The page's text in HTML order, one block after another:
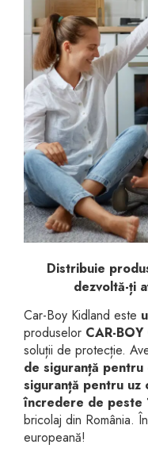
Produse de
mobilier industrial
Bandă avertizare
Cărucioare copii
Accesorii
Set protecții copii
Scaune auto copii
Siguranță auto copii
Tapet protector
camera copiilor
Incălzitoare
copii
mâncare pentru
Termometre copii
Căști antifonice
dopuri de urechi
Produse îngrijire
Igiena copii
Jocuri de familie
Masinute, avioane,
motociclete
Jocuri de pictura si
Jucarii muzicale
Jucării educative
Biciclete și
Distribuie
dezvoltă-ți
Car-Boy Kidland este
produselor CAR-
soluții de protecție.
de siguranță pentru
siguranță pentru uz
încredere de peste
bricolaj din România.
europeană!